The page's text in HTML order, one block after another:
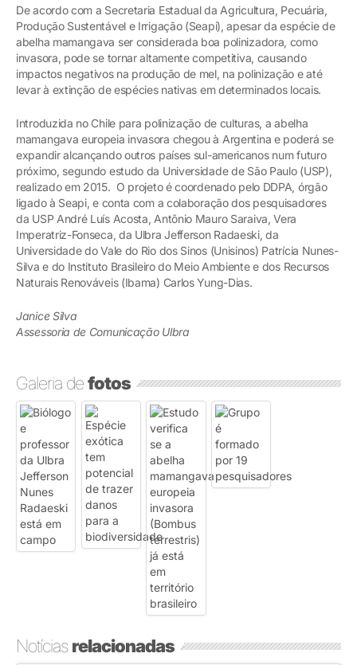
De acordo com a Secretaria Estadual da Agricultura, Pecuária,
Produção Sustentável e Irrigação (Seapi), apesar da espécie de
abelha mamangava ser considerada boa polinizadora, como
invasora, pode se tornar altamente competitiva, causando
impactos negativos na produção de mel, na polinização e até
levar à extinção de espécies nativas em determinados locais.
Introduzida no Chile para polinização de culturas, a abelha
mamangava europeia invasora chegou à Argentina e poderá se
expandir alcançando outros países sul-americanos num futuro
próximo, segundo estudo da Universidade de São Paulo (USP),
realizado em 2015. O projeto é coordenado pelo DDPA, órgão
ligado à Seapi, e conta com a colaboração dos pesquisadores
da USP André Luís Acosta, Antônio Mauro Saraiva, Vera
Imperatriz-Fonseca, da Ulbra Jefferson Radaeski, da
Universidade do Vale do Rio dos Sinos (Unisinos) Patrícia Nunes-
Silva e do Instituto Brasileiro do Meio Ambiente e dos Recursos
Naturais Renováveis (Ibama) Carlos Yung-Dias.
Janice Silva
Assessoria de Comunicação Ulbra
Galeria defotos
Notíciasrelacionadas